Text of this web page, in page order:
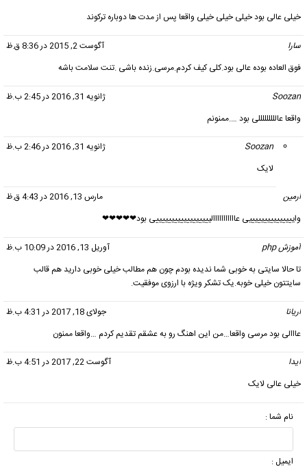
خیلی عالی بود خیلی خیلی خیلی واقعا پس از مدت ها دوباره ترکوند
سارا
آگوست 2, 2015 در 8:36 ق.ظ
فوق العاده بوده عالی بود.کلی کیف کردم.مرسی.زنده باشی .تنت سلامت باشه
Soozan
ژانویه 31, 2016 در 2:45 ب.ظ
واقعا عالللللللللی بود ….ممنونم
Soozan
ژانویه 31, 2016 در 2:46 ب.ظ
لایک
ارمین
مارس 13, 2016 در 4:43 ق.ظ
وایییییییییییییییی عااااااااااالییییییییییییییییییی بود❤❤❤❤❤
آموزش php
آوریل 13, 2016 در 10:09 ب.ظ
تا حالا سایتی به خوبی شما ندیده بودم چون هم مطالب خیلی خوبی دارید هم قالب
سایتتون خیلی خوبه.یک تشکر ویژه با ارزوی موفقیت.
اریانا
جولای 18, 2017 در 4:31 ب.ظ
عااالی بود مرسی واقعا…من این اهنگ رو به عشقم تقدیم کردم …واقعا ممنون
ایدا
آگوست 22, 2017 در 4:51 ب.ظ
خیلی عالی لایک
نام شما :
ایمیل :